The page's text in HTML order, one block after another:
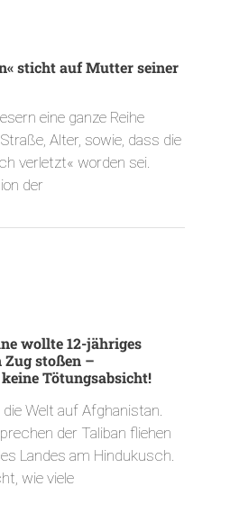
sticht auf Mutter seiner
eine ganze Reihe
Alter, sowie, dass die
verletzt« worden sei.
der
wollte 12-jähriges
stoßen –
Tötungsabsicht!
Welt auf Afghanistan.
der Taliban fliehen
Landes am Hindukusch.
wie viele